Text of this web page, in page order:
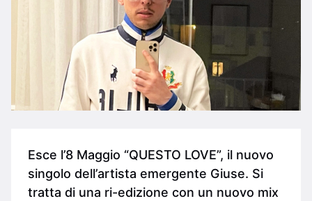
Esce l’8 Maggio “QUESTO LOVE”, il nuovo
singolo dell’artista emergente Giuse. Si
tratta di una ri-edizione con un nuovo mix